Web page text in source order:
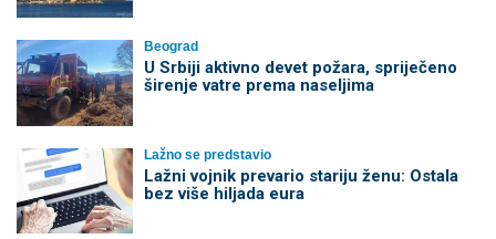
Beograd
U Srbiji aktivno devet požara, spriječeno
širenje vatre prema naseljima
Lažno se predstavio
Lažni vojnik prevario stariju ženu: Ostala
bez više hiljada eura